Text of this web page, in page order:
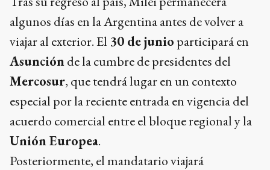
algunos días en la Argentina antes de volver a
viajar al exterior. El 30 de junio participará en
Asunciónde la cumbre de presidentes del
Mercosur, que tendrá lugar en un contexto
especial por la reciente entrada en vigencia del
acuerdo comercial entre el bloque regional y la
Unión Europea.
Posteriormente, el mandatario viajará